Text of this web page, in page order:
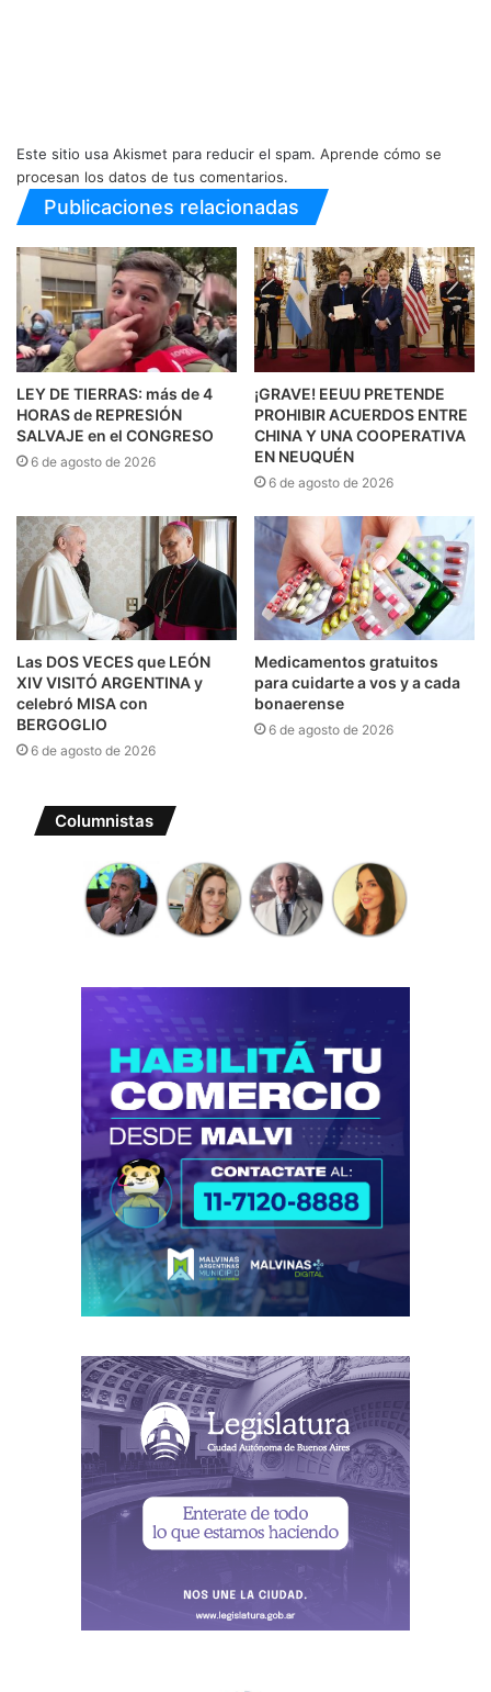
Este sitio usa Akismet para reducir el spam. Aprende cómo se
procesan los datos de tus comentarios.
Publicaciones relacionadas
LEY DE TIERRAS: más de 4
HORAS de REPRESIÓN
SALVAJE en el CONGRESO
6 de agosto de 2026
¡GRAVE! EEUU PRETENDE
PROHIBIR ACUERDOS ENTRE
CHINA Y UNA COOPERATIVA
EN NEUQUÉN
6 de agosto de 2026
Las DOS VECES que LEÓN
XIV VISITÓ ARGENTINA y
celebró MISA con
BERGOGLIO
6 de agosto de 2026
Medicamentos gratuitos
para cuidarte a vos y a cada
bonaerense
6 de agosto de 2026
Columnistas